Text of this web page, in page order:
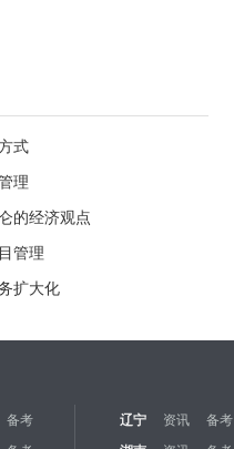
式
理
的经济观点
管理
扩大化
备考 辽宁 资讯 备考